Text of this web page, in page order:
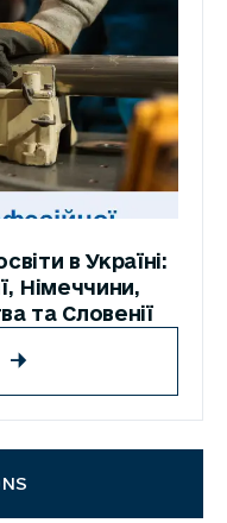
в Україні:
Німеччини,
та Словенії